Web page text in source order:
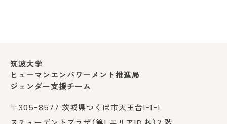
筑波大学
ヒューマンエンパワーメント推進局
ジェンダー支援チーム
〒305-8577 茨城県つくば市天王台1-1-1